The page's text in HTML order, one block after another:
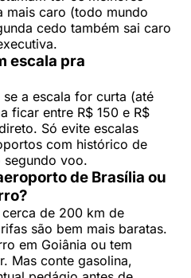
mais caro (todo mundo
cedo também sai caro
escala pra
a escala for curta (até
ficar entre R$ 150 e R$
Só evite escalas
com histórico de
voo.
de Brasília ou
de 200 km de
são bem mais baratas.
em Goiânia ou tem
Mas conte gasolina,